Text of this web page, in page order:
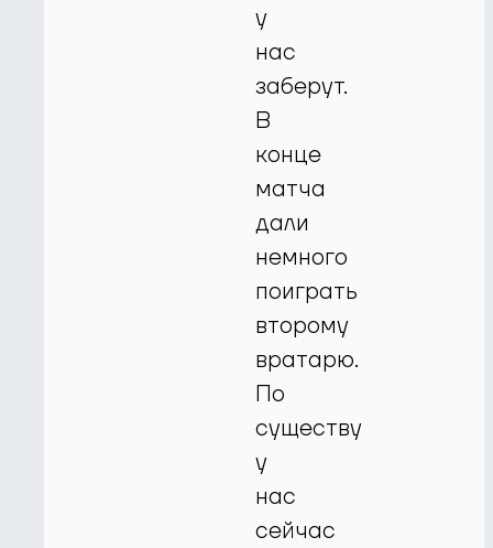
у
нас
заберут.
В
конце
матча
дали
немного
поиграть
второму
вратарю.
По
существу
у
нас
сейчас